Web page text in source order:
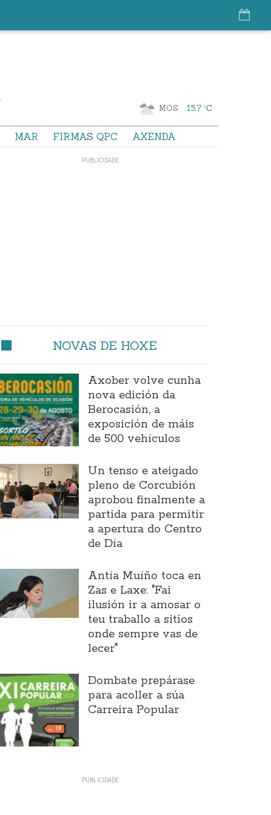
MOS 15.7 °C
MAR FIRMAS QPC AXENDA
NOVAS DE HOXE
Axober volve cunha
nova edición da
Berocasión, a
exposición de máis
de 500 vehículos
Un tenso e ateigado
pleno de Corcubión
aprobou finalmente a
partida para permitir
a apertura do Centro
de Día
Antía Muíño toca en
Zas e Laxe: "Fai
ilusión ir a amosar o
teu traballo a sitios
onde sempre vas de
lecer"
Dombate prepárase
para acoller a súa
Carreira Popular